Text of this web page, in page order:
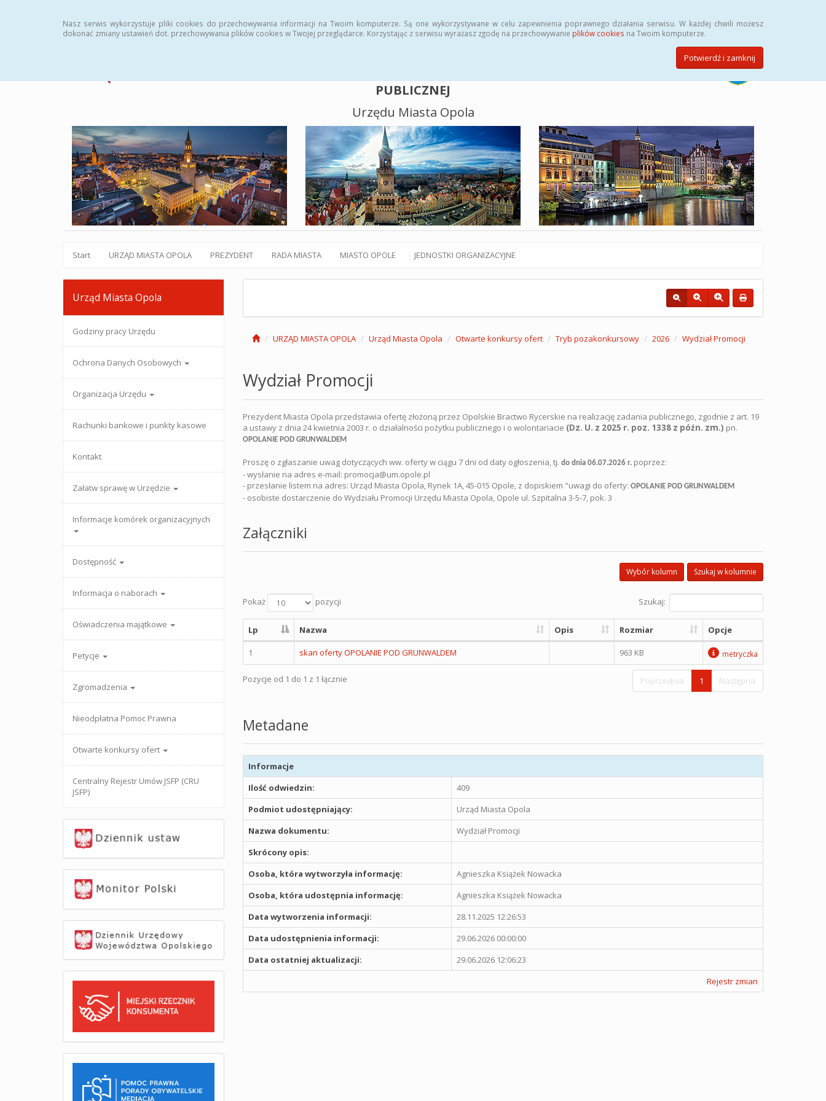
Nasz serwis wykorzystuje pliki cookies do przechowywania informacji na Twoim komputerze. Są one wykorzystywane w celu zapewnienia poprawnego działania serwisu. W każdej chwili możesz
dokonać zmiany ustawień dot. przechowywania plików cookies w Twojej przeglądarce. Korzystając z serwisu wyrażasz zgodę na przechowywanie plików cookies na Twoim komputerze.
Potwierdź i zamknij
PUBLICZNEJ
Urzędu Miasta Opola
Start URZĄD MIASTA OPOLA PREZYDENT RADA MIASTA MIASTO OPOLE JEDNOSTKI ORGANIZACYJNE
Urząd Miasta Opola
Godziny pracy Urzędu
Ochrona Danych Osobowych
Organizacja Urzędu
Rachunki bankowe i punkty kasowe
Kontakt
Załatw sprawę w Urzędzie
Informacje komórek organizacyjnych
Dostępność
Informacja o naborach
Oświadczenia majątkowe
Petycje
Zgromadzenia
Nieodpłatna Pomoc Prawna
Otwarte konkursy ofert
Centralny Rejestr Umów JSFP (CRU
JSFP)
URZĄD MIASTA OPOLA Urząd Miasta Opola Otwarte konkursy ofert Tryb pozakonkursowy 2026 Wydział Promocji
Wydział Promocji
Prezydent Miasta Opola przedstawia ofertę złożoną przez Opolskie Bractwo Rycerskie na realizację zadania publicznego, zgodnie z art. 19
a ustawy z dnia 24 kwietnia 2003 r. o działalności pożytku publicznego i o wolontariacie (Dz. U. z 2025 r. poz. 1338 z późn. zm.) pn.
OPOLANIE POD GRUNWALDEM
Proszę o zgłaszanie uwag dotyczących ww. oferty w ciągu 7 dni od daty ogłoszenia, tj. do dnia 06.07.2026 r.poprzez:
- wysłanie na adres e-mail: promocja@um.opole.pl
- przesłanie listem na adres: Urząd Miasta Opola, Rynek 1A, 45-015 Opole, z dopiskiem "uwagi do oferty: OPOLANIE POD GRUNWALDEM
- osobiste dostarczenie do Wydziału Promocji Urzędu Miasta Opola, Opole ul. Szpitalna 3-5-7, pok. 3
Załączniki
Szukaj w kolumnie
Wybór kolumn
Pokaż pozycji Szukaj:
Lp Nazwa Opis Rozmiar Opcje
1 skan oferty OPOLANIE POD GRUNWALDEM 963 KB metryczka
Pozycje od 1 do 1 z 1 łącznie Poprzednia 1 Następna
Metadane
Informacje
Ilość odwiedzin:
409
Podmiot udostępniający:
Urząd Miasta Opola
Nazwa dokumentu:
Wydział Promocji
Skrócony opis:
Osoba, która wytworzyła informację:
Agnieszka Książek Nowacka
Osoba, która udostępnia informację:
Agnieszka Książek Nowacka
Data wytworzenia informacji:
28.11.2025 12:26:53
Data udostępnienia informacji:
29.06.2026 00:00:00
Data ostatniej aktualizacji:
29.06.2026 12:06:23
Rejestr zmian